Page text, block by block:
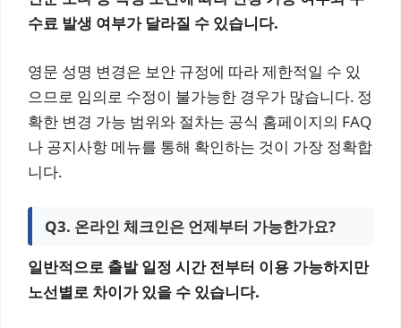
수료 발생 여부가 달라질 수 있습니다.
영문 성명 변경은 보안 규정에 따라 제한적일 수 있
으므로 임의로 수정이 불가능한 경우가 많습니다. 정
확한 변경 가능 범위와 절차는 공식 홈페이지의 FAQ
나 공지사항 메뉴를 통해 확인하는 것이 가장 정확합
니다.
Q3. 온라인 체크인은 언제부터 가능한가요?
일반적으로 출발 일정 시간 전부터 이용 가능하지만
노선별로 차이가 있을 수 있습니다.